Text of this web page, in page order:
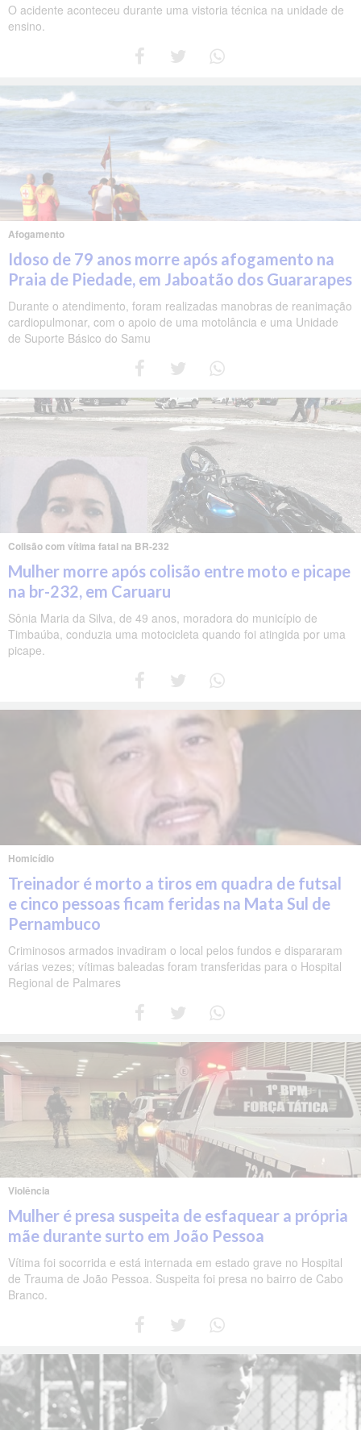
O acidente aconteceu durante uma vistoria técnica na unidade de
ensino.
Afogamento
Idoso de 79 anos morre após afogamento na
Praia de Piedade, em Jaboatão dos Guararapes
Durante o atendimento, foram realizadas manobras de reanimação
cardiopulmonar, com o apoio de uma motolância e uma Unidade
de Suporte Básico do Samu
Colisão com vítima fatal na BR-232
Mulher morre após colisão entre moto e picape
na br-232, em Caruaru
Sônia Maria da Silva, de 49 anos, moradora do município de
Timbaúba, conduzia uma motocicleta quando foi atingida por uma
picape.
Homicídio
Treinador é morto a tiros em quadra de futsal
e cinco pessoas ficam feridas na Mata Sul de
Pernambuco
Criminosos armados invadiram o local pelos fundos e dispararam
várias vezes; vítimas baleadas foram transferidas para o Hospital
Regional de Palmares
Violência
Mulher é presa suspeita de esfaquear a própria
mãe durante surto em João Pessoa
Vítima foi socorrida e está internada em estado grave no Hospital
de Trauma de João Pessoa. Suspeita foi presa no bairro de Cabo
Branco.